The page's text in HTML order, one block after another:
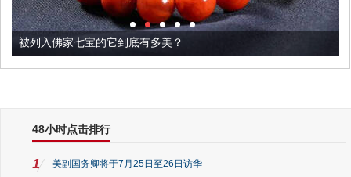
被列入佛家七宝的它到底有多美？
48小时点击排行
1 美副国务卿将于7月25日至26日访华